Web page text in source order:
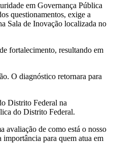
em Governança Pública
questionamentos, exige a
Sala de Inovação localizada no
fortalecimento, resultando em
O diagnóstico retornara para
Distrito Federal na
do Distrito Federal.
avaliação de como está o nosso
importância para quem atua em